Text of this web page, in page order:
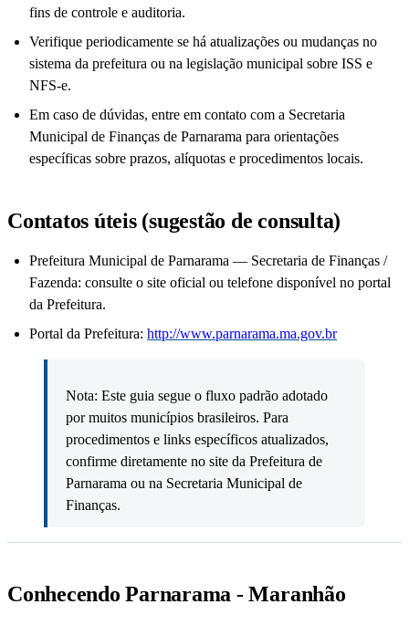
fins de controle e auditoria.
Verifique periodicamente se há atualizações ou mudanças no
sistema da prefeitura ou na legislação municipal sobre ISS e
NFS-e.
Em caso de dúvidas, entre em contato com a Secretaria
Municipal de Finanças de Parnarama para orientações
específicas sobre prazos, alíquotas e procedimentos locais.
Contatos úteis (sugestão de consulta)
Prefeitura Municipal de Parnarama — Secretaria de Finanças /
Fazenda: consulte o site oficial ou telefone disponível no portal
da Prefeitura.
Portal da Prefeitura: http://www.parnarama.ma.gov.br
Nota: Este guia segue o fluxo padrão adotado
por muitos municípios brasileiros. Para
procedimentos e links específicos atualizados,
confirme diretamente no site da Prefeitura de
Parnarama ou na Secretaria Municipal de
Finanças.
Conhecendo Parnarama - Maranhão